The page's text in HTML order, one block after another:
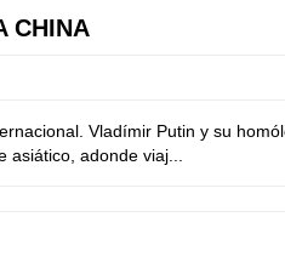
CHINA
Vladímir Putin y su
adonde viaj...